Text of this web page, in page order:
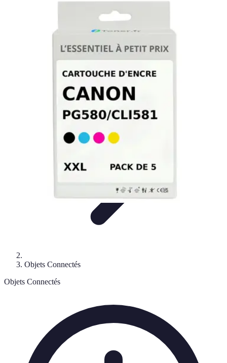
Guides et Tutoriels
Sécurité des objets
Connect Belgium
Objets Connectés
Objets Connectés